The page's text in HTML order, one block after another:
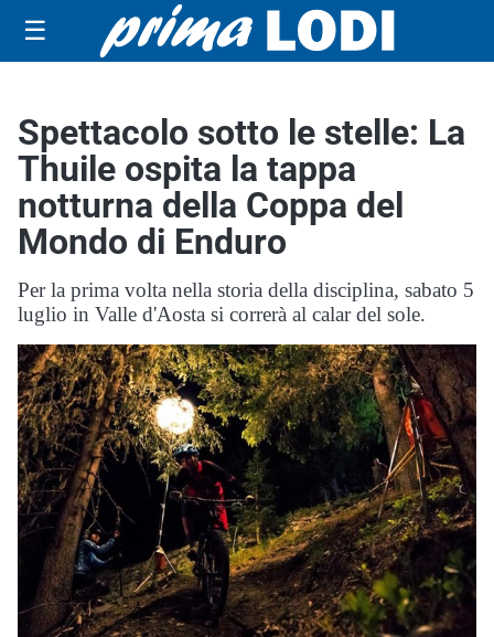
☰
Spettacolo sotto le stelle: La
Thuile ospita la tappa
notturna della Coppa del
Mondo di Enduro
Per la prima volta nella storia della disciplina, sabato 5
luglio in Valle d'Aosta si correrà al calar del sole.